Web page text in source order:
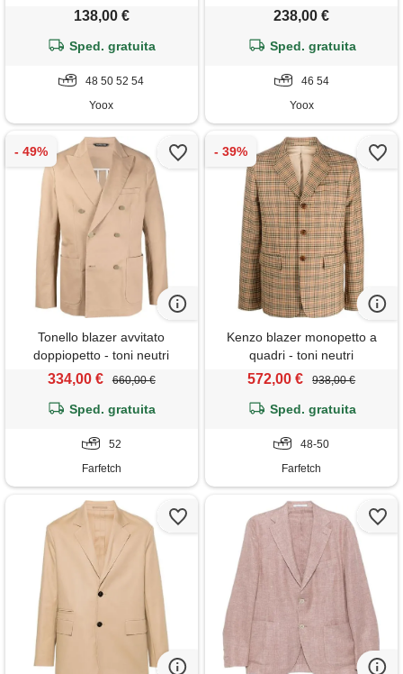
138,00 €
Sped. gratuita
48 50 52 54
Yoox
cammello
238,00 €
Sped. gratuita
46 54
Yoox
Tonello blazer avvitato
doppiopetto - toni neutri
334,00 € 660,00 €
Sped. gratuita
52
Farfetch
Kenzo blazer monopetto a
quadri - toni neutri
572,00 € 938,00 €
Sped. gratuita
48-50
Farfetch